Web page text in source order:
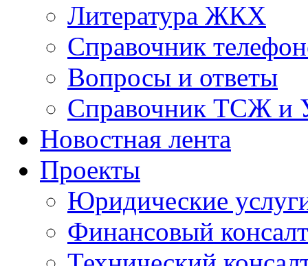
Литература ЖКХ
Справочник
Вопросы и ответы
Справочник ТСЖ и
Новостная лента
Проекты
Юридические
Финансовый